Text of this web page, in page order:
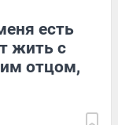
есть
жить с
отцом,